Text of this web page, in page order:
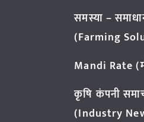
समस्या –
(Farming
Mandi Rate
कृषि कंपनी
(Industry